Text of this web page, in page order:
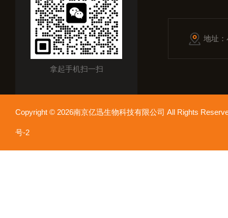
拿起手机扫一扫
地址
Copyright © 2026南京亿迅生物科技有限公司 All Rights
号-2